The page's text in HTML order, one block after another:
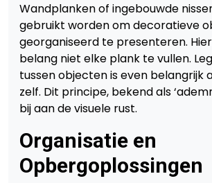
Wandplanken of ingebouwde
gebruikt worden om decoratieve
georganiseerd te presenteren.
belang niet elke plank te vullen.
tussen objecten is even belangrijk
zelf. Dit principe, bekend als
bij aan de visuele rust.
Organisatie en
Opbergoplossingen